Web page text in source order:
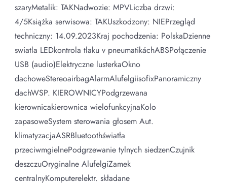
szaryMetalik: TAKNadwozie: MPVLiczba drzwi:
4/5Książka serwisowa: TAKUszkodzony: NIEPrzegląd
techniczny: 14.09.2023Kraj pochodzenia: PolskaDzienne
swiatla LEDkontrola tlaku v pneumatikáchABSPołączenie
USB (audio)Elektryczne lusterkaOkno
dachoweStereoairbagAlarmAlufelgiisofixPanoramiczny
dachWSP. KIEROWNICYPodgrzewana
kierownicakierownica wielofunkcyjnaKolo
zapasoweSystem sterowania głosem Aut.
klimatyzacjaASRBluetoothświatła
przeciwmgielnePodgrzewanie tylnych siedzenCzujnik
deszczuOryginalne AlufelgiZamek
centralnyKomputerelektr. składane